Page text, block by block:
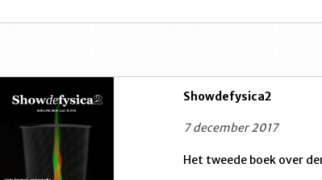
Showdefysica2
7 december 2017
Het tweede boek over